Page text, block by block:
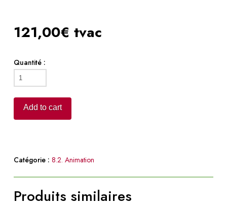
121,00€ tvac
Quantité :
Château
gonflable
quantity
Add to cart
Catégorie : 8.2. Animation
Produits similaires